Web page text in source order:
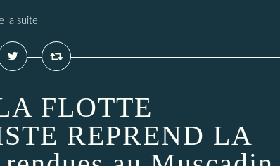
la suite
FLOTTE
REPREND LA